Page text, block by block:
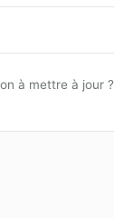
à mettre à jour ?